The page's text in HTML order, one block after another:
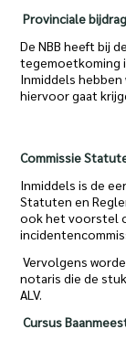
Provinciale
De NBB heeft bij
tegemoetkoming
Inmiddels hebben
hiervoor gaat
Commissie
Inmiddels is de
Statuten en
ook het voorstel
Vervolgens
notaris die de
ALV.
Cursus